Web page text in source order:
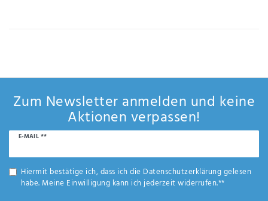
Hiermit
ich die
Daten­
Zum Newsletter anmelden und keine
Aktionen verpassen!
E-MAIL **
Newsletter
Hiermit bestätige ich, dass ich die Daten­schutz­erklärunggelesen
habe. Meine Einwilligung kann ich jederzeit widerrufen.**